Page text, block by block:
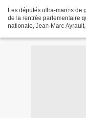
Les députés ultra-marins de
de la rentrée parlementaire
nationale, Jean-Marc